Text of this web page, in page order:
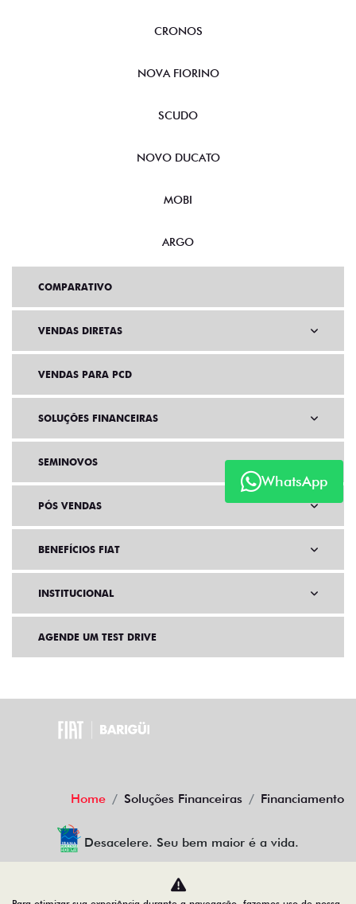
WhatsApp
CRONOS
NOVA FIORINO
SCUDO
NOVO DUCATO
MOBI
ARGO
COMPARATIVO
VENDAS DIRETAS
VENDAS PARA PCD
SOLUÇÕES FINANCEIRAS
SEMINOVOS
PÓS VENDAS
BENEFÍCIOS FIAT
INSTITUCIONAL
AGENDE UM TEST DRIVE
Home Soluções Financeiras Financiamento
Desacelere. Seu bem maior é a vida.